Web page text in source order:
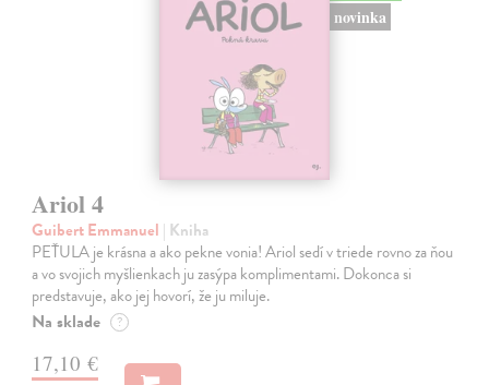
novinka
Ariol 4
Guibert Emmanuel | Kniha
PEŤULA je krásna a ako pekne vonia! Ariol sedí v triede rovno za ňou
a vo svojich myšlienkach ju zasýpa komplimentami. Dokonca si
predstavuje, ako jej hovorí, že ju miluje.
Na sklade ?
17,10 €